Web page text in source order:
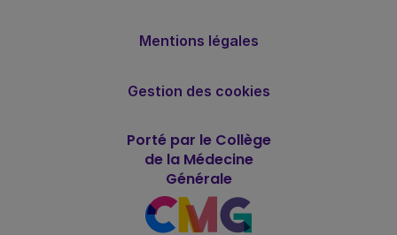
Mentions légales
Gestion des cookies
Porté par le Collège
de la Médecine
Générale